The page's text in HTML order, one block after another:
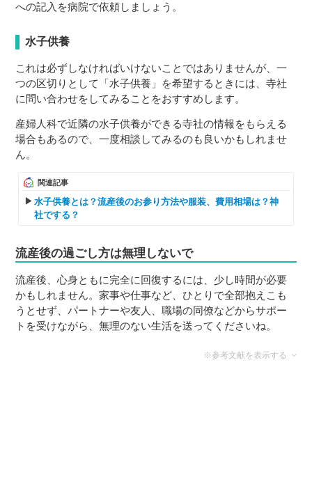
への記入を病院で依頼しましょう。
水子供養
これは必ずしなければいけないことではありませんが、一
つの区切りとして「水子供養」を希望するときには、寺社
に問い合わせをしてみることをおすすめします。
産婦人科で近隣の水子供養ができる寺社の情報をもらえる
場合もあるので、一度相談してみるのも良いかもしれませ
ん。
関連記事
水子供養とは？流産後のお参り方法や服装、費用相場は？神
社でする？
流産後の過ごし方は無理しないで
流産後、心身ともに完全に回復するには、少し時間が必要
かもしれません。家事や仕事など、ひとりで全部抱えこも
うとせず、パートナーや友人、職場の同僚などからサポー
トを受けながら、無理のない生活を送ってくださいね。
※参考文献を表示する